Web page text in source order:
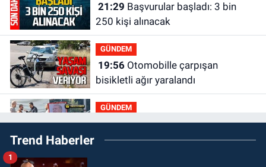
21:29
250 kişi alınacak
GÜNDEM
19:56Otomobille çarpışan
bisikletli ağır yaralandı
GÜNDEM
19:46Cumhurbaşkanı Erdoğan’ın
fotoğrafını söküp indirdi
Trend Haberler
1